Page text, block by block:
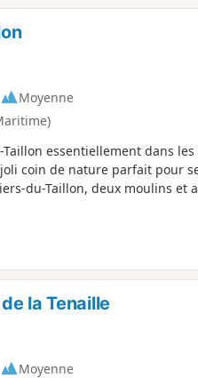
Moyenne
essentiellement dans
coin de nature parfait pour
du-Taillon, deux moulins et
la Tenaille
Moyenne